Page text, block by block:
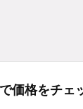
価格をチェ